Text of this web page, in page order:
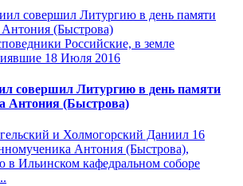
Российские, в земле
18 Июля 2016
совершил Литургию в день памяти
Антония (Быстрова)
и Холмогорский Даниил 16
Антония (Быстрова),
в Ильинском кафедральном соборе